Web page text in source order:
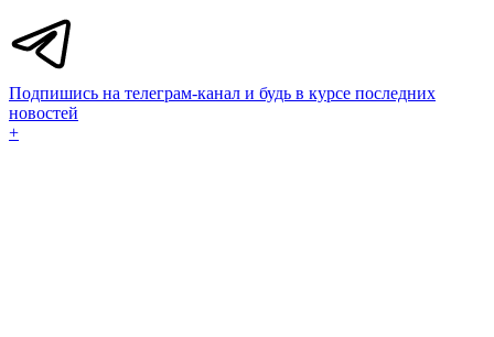
Подпишись на телеграм-канал и будь в курсе последних
новостей
+